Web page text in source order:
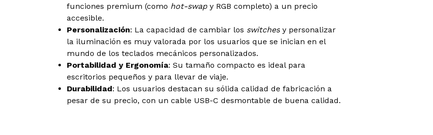
funciones premium (como hot-swapy RGB completo) a un precio
accesible.
Personalización: La capacidad de cambiar los switchesy personalizar
la iluminación es muy valorada por los usuarios que se inician en el
mundo de los teclados mecánicos personalizados.
Portabilidad y Ergonomía: Su tamaño compacto es ideal para
escritorios pequeños y para llevar de viaje.
Durabilidad: Los usuarios destacan su sólida calidad de fabricación a
pesar de su precio, con un cable USB-C desmontable de buena calidad.